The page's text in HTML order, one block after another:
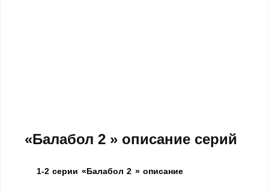
«Балабол 2 » описание серий
1-2 серии «Балабол 2 » описание